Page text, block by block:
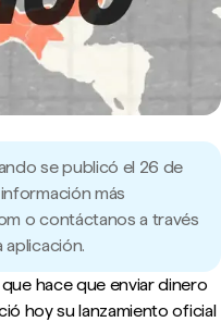
se publicó el 26 de
más
o contáctanos a través
hace que enviar dinero
hoy su lanzamiento oficial